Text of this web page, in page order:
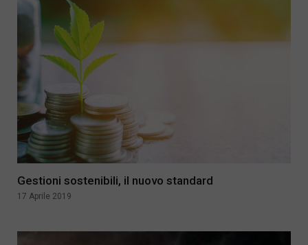
Gestioni sostenibili, il nuovo standard
17 Aprile 2019